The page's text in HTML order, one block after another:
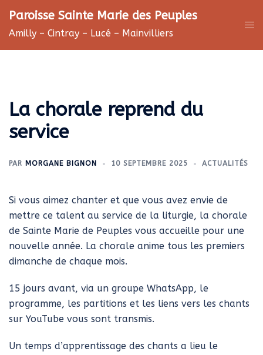
au
contenu
Paroisse Sainte Marie des Peuples
Amilly – Cintray – Lucé – Mainvilliers
La chorale reprend du
service
PAR MORGANE BIGNON 10 SEPTEMBRE 2025 ACTUALITÉS
Si vous aimez chanter et que vous avez envie de
mettre ce talent au service de la liturgie, la chorale
de Sainte Marie de Peuples vous accueille pour une
nouvelle année. La chorale anime tous les premiers
dimanche de chaque mois.
15 jours avant, via un groupe WhatsApp, le
programme, les partitions et les liens vers les chants
sur YouTube vous sont transmis.
Un temps d’apprentissage des chants a lieu le